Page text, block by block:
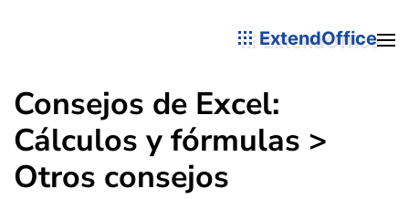
ExtendOffice
Consejos de Excel:
Cálculos y fórmulas >
Otros consejos